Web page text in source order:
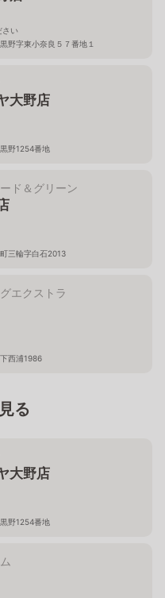
さい
野字東小奈良５７番地１
大野店
野1254番地
ド＆グリーン
三輪字白石2013
エクストラ
西浦1986
る
大野店
野1254番地